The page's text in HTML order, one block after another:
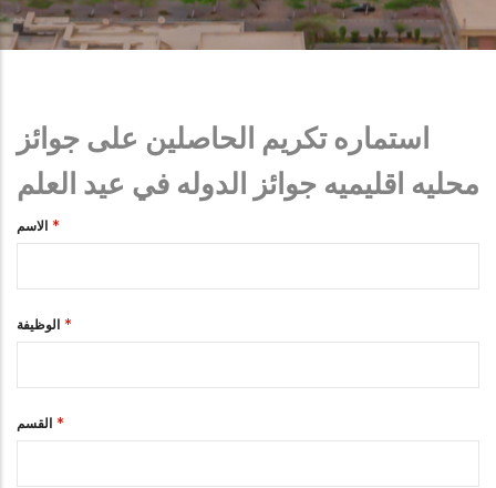
استماره تكريم الحاصلين على جوائز
محليه اقليميه جوائز الدوله في عيد العلم
الاسم
الوظيفة
القسم